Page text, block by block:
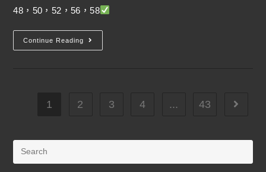
48，50，52，56，58
Continue Reading
1 2 3 4 ... 43